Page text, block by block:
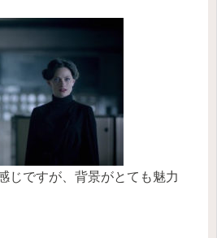
じですが、背景がとても魅力